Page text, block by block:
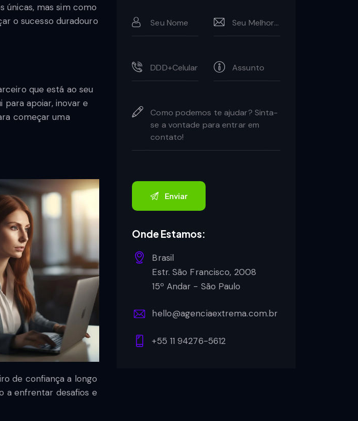
únicas, mas sim como
o sucesso duradouro
que está ao seu
para apoiar, inovar e
começar uma
de confiança a longo
a enfrentar desafios e
Onde Estamos:
Brasil
Estr. São Francisco, 2008
15º Andar - São Paulo
hello@agenciaextrema.com.br
+55 11 94276-5612